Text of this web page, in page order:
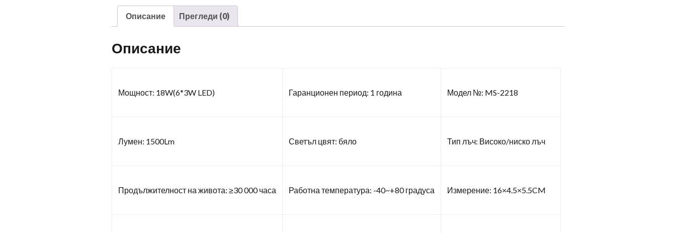
Описание Прегледи (0)
Описание
Мощност: 18W(6*3W LED) Гаранционен период: 1 година Модел №: MS-2218
Лумен: 1500Lm Светъл цвят: бяло Тип лъч: Високо/ниско лъч
Продължителност на живота: ≥30 000 часа Работна температура: -40~+80 градуса Измерение: 16×4.5×5.5CM